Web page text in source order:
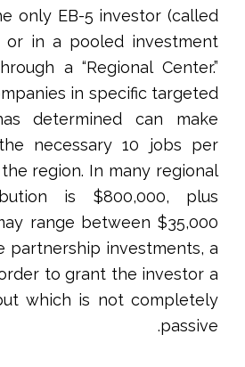
only EB-5 investor (called
or in a pooled investment
a “Regional Center.”
in specific targeted
determined can make
necessary 10 jobs per
region. In many regional
is $800,000, plus
range between $35,000
partnership investments, a
to grant the investor a
which is not completely
passive.